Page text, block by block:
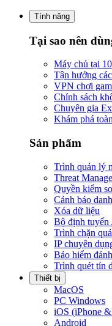
Tính năng
Tại sao nên
Máy chủ tại
Tận hưởng
VPN chơi
Chính sách
Chuyên gia
Khám phá
Sản phẩm
Trình quản lý
Threat
Quyền kiểm
Cảnh báo
Xóa dữ liệu
Bộ định tuyến
Trình chặn
IP chuyên
Bảo hiểm
Trình quét tín
Thiết bị
MacOS
PC Windows
iOS (iPhone
Android